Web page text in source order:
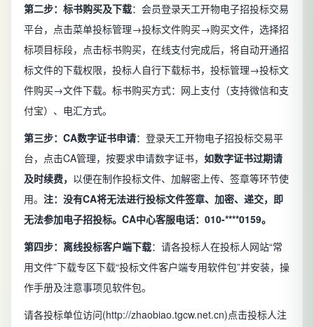
第二步：标书购买及下载：会员登录天工开物电子招投标交易
平台，点击菜单投标管理→投标文件购买→购买文件，选择招
标项目标段，点击标书购买，在线支付完成后，将自动开通招
标文件的下载权限，投标人自行下载标书，投标管理→投标文
件购买→文件下载。标书购买方式：网上支付（支持微信和支
付宝）、电汇方式。
第三步：CA数字证书申请：登录天工开物电子招投标交易平
台，点击CA管理，按要求申请数字证书， 如数字证书过期请
及时续费， 以便在制作投标文件、加解密上传、签章等环节使
用。 注：没有CA将无法进行投标文件签章、加密、递交，即
无法参加电子招投标。CA中心客服电话：010-****0159。
第四步：离线投标客户端下载：请各投标人在投标人网站“常
用文件”下载专区下载“投标文件客户端专用软件包”并安装，操
作手册及注意事项见软件包。
请各投标单位访问(http://zhaobiao.tgcw.net.cn)点击投标人注